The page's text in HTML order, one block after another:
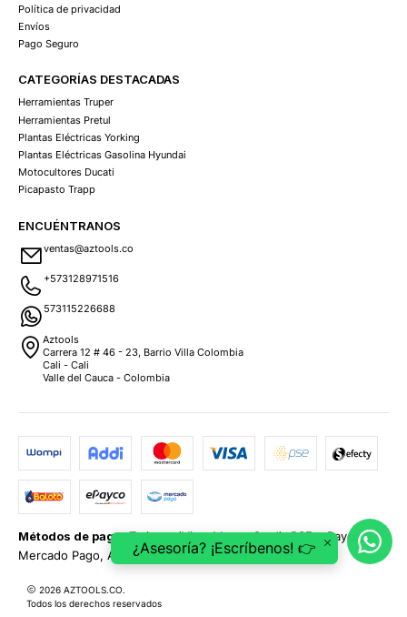
Política de privacidad
Envíos
Pago Seguro
CATEGORÍAS DESTACADAS
Herramientas Truper
Herramientas Pretul
Plantas Eléctricas Yorking
Plantas Eléctricas Gasolina Hyundai
Motocultores Ducati
Picapasto Trapp
ENCUÉNTRANOS
ventas@aztools.co
+573128971516
573115226688
Aztools
Carrera 12 # 46 - 23, Barrio Villa Colombia
Cali - Cali
Valle del Cauca - Colombia
Métodos de pago:Tarjetas (Visa, MasterCard), PSE, ePayco,
Mercado Pago, Addi y Sistecrédito.
2026 AZTOOLS.CO.
Todos los derechos reservados
¿Asesoría? ¡Escríbenos! 👉